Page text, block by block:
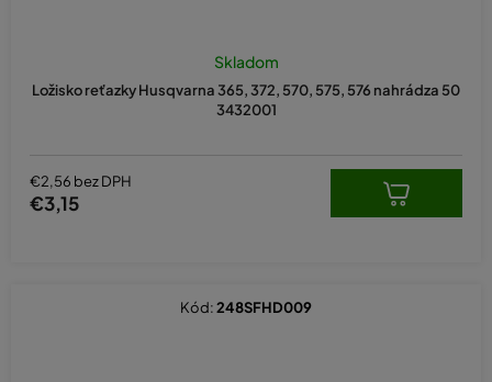
Ložisko reťazky Husqvarna 365, 372, 570, 575, 576 nahrádza 50
3432001
Skladom
€2,56 bez DPH
€3,15
Kód:248SFHD009